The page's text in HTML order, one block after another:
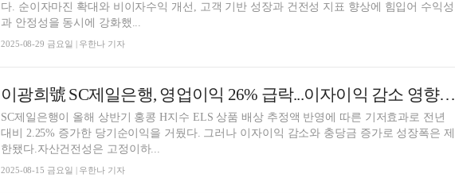
다. 순이자마진 확대와 비이자수익 개선, 고객 기반 성장과 건전성 지표 향상에 힘입어 수익성
과 안정성을 동시에 강화했...
2025-08-29 금요일 | 우한나 기자
이광희號 SC제일은행, 영업이익 26% 급락...이자이익 감소 영향 [금융사 2025 상반기 실적]
SC제일은행이 올해 상반기 홍콩 H지수 ELS 상품 배상 추정액 반영에 따른 기저효과로 전년
대비 2.25% 증가한 당기순이익을 거뒀다. 그러나 이자이익 감소와 충당금 증가로 성장폭은 제
한됐다.자산건전성은 고정이하...
2025-08-15 금요일 | 우한나 기자